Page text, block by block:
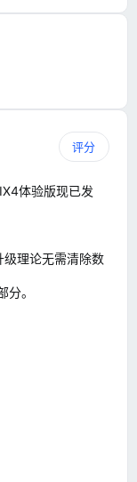
评分
体验版现已发
理论无需清除数
。